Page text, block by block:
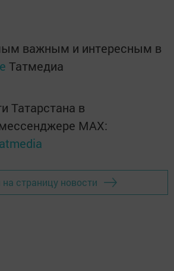
важным и интересным в
Татмедиа
Татарстана в
MАХ:
на страницу новости